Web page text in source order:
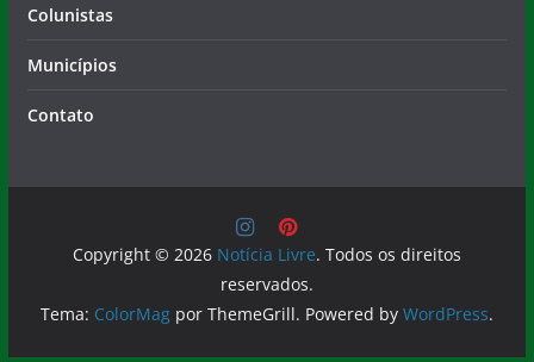
Colunistas
Municípios
Contato
Copyright © 2026 Notícia Livre. Todos os direitos
reservados.
Tema: ColorMagpor ThemeGrill. Powered by WordPress.